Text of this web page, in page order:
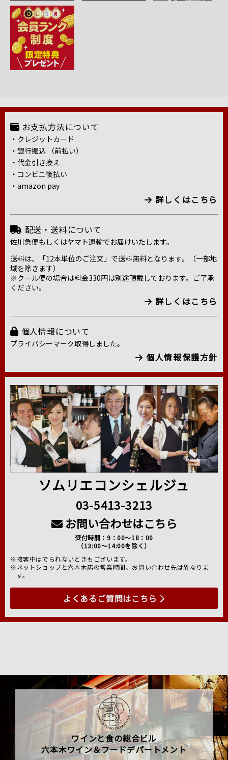
お支払方法について
・クレジットカード
・銀行振込 （前払い）
・代金引き換え
・コンビニ後払い
・amazon pay
詳しくはこちら
配送・送料について
佐川急便もしくはヤマト運輸でお届けいたします。
送料は、「12本単位のご注文」で送料無料となります。（一部地
域を除きます）
※クール便の場合は料金330円は別途頂戴しております。ご了承
ください。
詳しくはこちら
個人情報について
プライバシーマーク取得しました。
個人情報保護方針
ソムリエコンシェルジュ
03-5413-3213
お問い合わせはこちら
受付時間：9：00～18：00
（13:00～14:00を除く）
※接客中はでられないときもございます。
※ネットショップと六本木店の営業時間、お問い合わせ先は異なりま
す。
よくあるご質問はこちら
ワインと食の総合ビル
六本木ワイン＆フードデパートメント